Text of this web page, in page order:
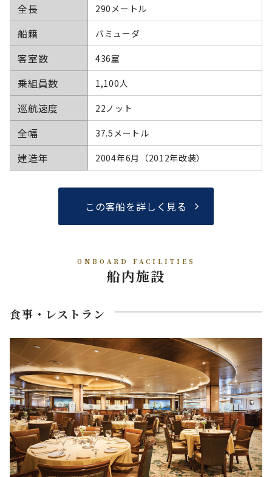
全長 290メートル
船籍 バミューダ
客室数 436室
乗組員数 1,100人
巡航速度 22ノット
全幅 37.5メートル
建造年 2004年6月（2012年改装）
この客船を詳しく見る
ONBOARD FACILITIES
船内施設
食事・レストラン